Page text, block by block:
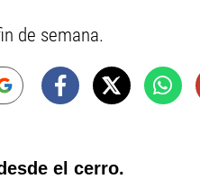
de semana.
el cerro.